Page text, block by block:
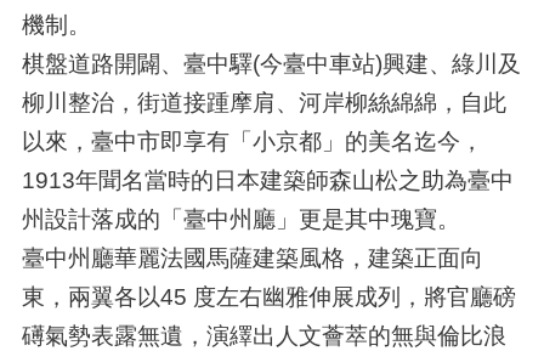
機制。
棋盤道路開闢、臺中驛(今臺中車站)興建、綠川及
柳川整治，街道接踵摩肩、河岸柳絲綿綿，自此
以來，臺中市即享有「小京都」的美名迄今，
1913年聞名當時的日本建築師森山松之助為臺中
州設計落成的「臺中州廳」更是其中瑰寶。
臺中州廳華麗法國馬薩建築風格，建築正面向
東，兩翼各以45 度左右幽雅伸展成列，將官廳磅
礡氣勢表露無遺，演繹出人文薈萃的無與倫比浪